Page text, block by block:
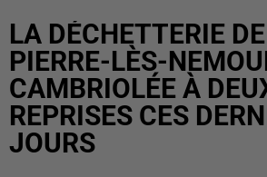
LA DÉCHETTERIE
PIERRE-LÈS-
CAMBRIOLÉE À
REPRISES CES
JOURS